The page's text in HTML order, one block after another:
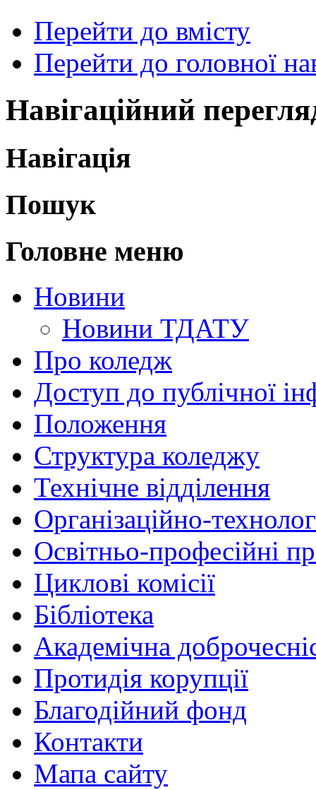
Перейти до вмісту
Перейти до головної
Навігаційний
Навігація
Пошук
Головне меню
Новини
Новини ТДАТУ
Про коледж
Доступ до публічної
Положення
Структура коледжу
Технічне відділення
Організаційно-
Освітньо-професійні
Циклові комісії
Бібліотека
Академічна
Протидія корупції
Благодійний фонд
Контакти
Мапа сайту